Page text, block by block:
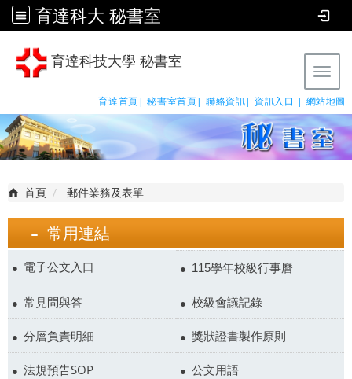
育達科大 秘書室
育達科技大學 秘書室
育達首頁| 秘書室首頁| 聯絡資訊| 資訊入口 | 網站地圖
首頁 郵件業務及表單
常用連結
電子公文入口 115學年校級行事曆
常見問與答 校級會議記錄
分層負責明細 獎狀證書製作原則
法規預告SOP 公文用語